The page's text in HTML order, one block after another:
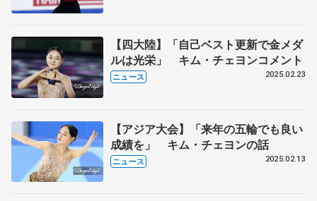
【四大陸】「自己ベスト更新で金メダ
ルは光栄」 キム・チェヨンコメント
ニュース 2025.02.23
【アジア大会】「来年の五輪でも良い
成績を」 キム・チェヨンの話
ニュース 2025.02.13